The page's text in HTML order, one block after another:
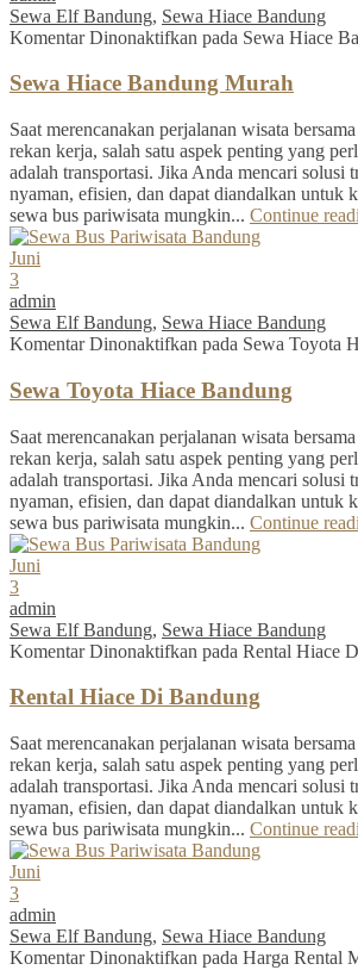
Sewa Elf Bandung, Sewa Hiace Bandung
Komentar Dinonaktifkan pada Sewa Hiace
Sewa Hiace Bandung Murah
Saat merencanakan perjalanan wisata
rekan kerja, salah satu aspek penting yang
adalah transportasi. Jika Anda mencari solusi
nyaman, efisien, dan dapat diandalkan untuk
sewa bus pariwisata mungkin... Continue
Juni
3
admin
Sewa Elf Bandung, Sewa Hiace Bandung
Komentar Dinonaktifkan pada Sewa Toyota
Sewa Toyota Hiace Bandung
Saat merencanakan perjalanan wisata
rekan kerja, salah satu aspek penting yang
adalah transportasi. Jika Anda mencari solusi
nyaman, efisien, dan dapat diandalkan untuk
sewa bus pariwisata mungkin... Continue
Juni
3
admin
Sewa Elf Bandung, Sewa Hiace Bandung
Komentar Dinonaktifkan pada Rental Hiace
Rental Hiace Di Bandung
Saat merencanakan perjalanan wisata
rekan kerja, salah satu aspek penting yang
adalah transportasi. Jika Anda mencari solusi
nyaman, efisien, dan dapat diandalkan untuk
sewa bus pariwisata mungkin... Continue
Juni
3
admin
Sewa Elf Bandung, Sewa Hiace Bandung
Komentar Dinonaktifkan pada Harga Rental